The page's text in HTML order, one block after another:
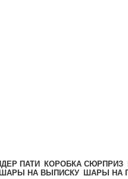
ПАТИ КОРОБКА СЮРПРИЗ
ШАРЫ НА ВЫПИСКУ ШАРЫ НА